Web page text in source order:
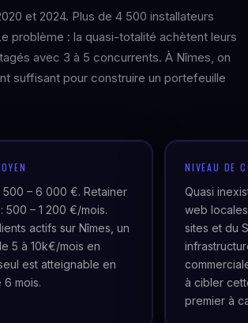
et 2024. Plus de 4 500 installateurs
problème : la quasi-totalité achètent leurs
avec 3 à 5 concurrents. À Nîmes, on
suffisant pour construire un portefeuille
500 – 6 000 €. Retainer
500 – 1 200 €/mois.
actifs sur Nîmes, un
5 à 10k€/mois en
est atteignable en
6 mois.
NIVEAU DE
Quasi
web
sites et du
à cibler
premier à